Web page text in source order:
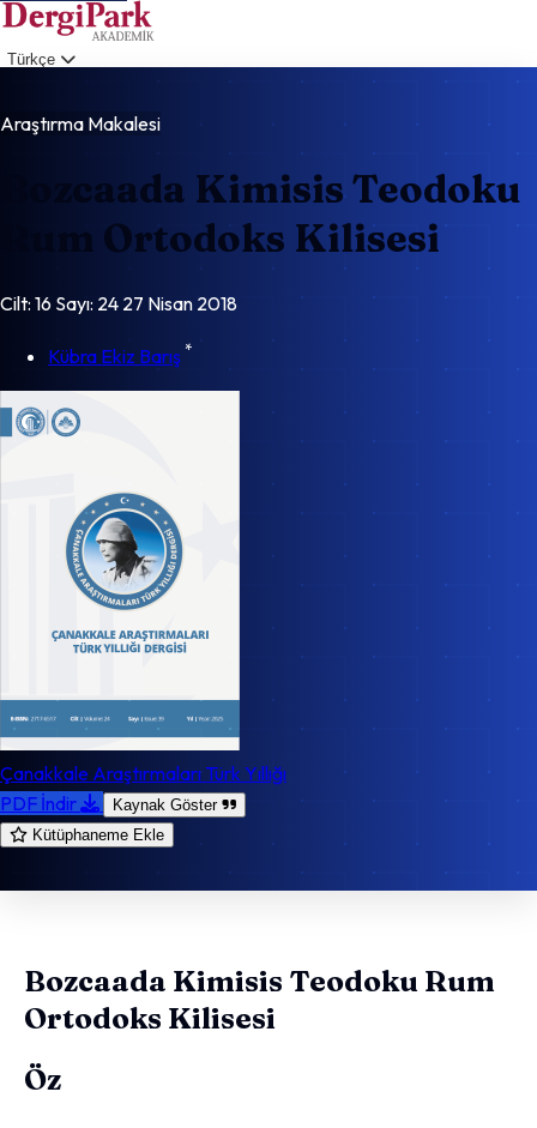
Türkçe
Araştırma Makalesi
Bozcaada Kimisis Teodoku
Rum Ortodoks Kilisesi
Cilt: 16 Sayı: 24 27 Nisan 2018
Kübra Ekiz Barış *
Çanakkale Araştırmaları Türk Yıllığı
PDF İndir
Kaynak Göster
Kütüphaneme Ekle
Bozcaada Kimisis Teodoku Rum
Ortodoks Kilisesi
Öz